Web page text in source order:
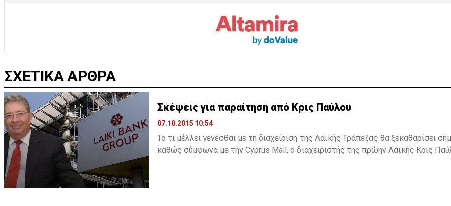
ΣΧΕΤΙΚΑ ΑΡΘΡΑ
Σκέψεις για παραίτηση από Κρις Παύλου
07.10.2015 10:54
Το τι μέλλει γενέσθαι με τη διαχείριση της Λαϊκής Τράπεζας θα ξεκαθαρίσει
καθώς σύμφωνα με την Cyprus Mail, ο διαχειριστής της πρώην Λαϊκής Κρις